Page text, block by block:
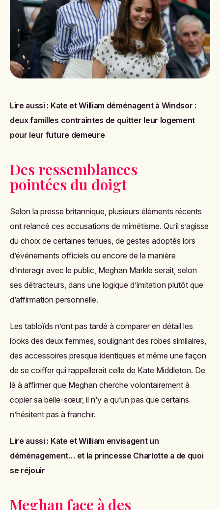
Lire aussi : Kate et William déménagent à Windsor :
deux familles contraintes de quitter leur logement
pour leur future demeure
Des ressemblances
pointées du doigt
Selon la presse britannique, plusieurs éléments récents
ont relancé ces accusations de mimétisme. Qu’il s’agisse
du choix de certaines tenues, de gestes adoptés lors
d’événements officiels ou encore de la manière
d’interagir avec le public, Meghan Markle serait, selon
ses détracteurs, dans une logique d’imitation plutôt que
d’affirmation personnelle.
Les tabloïds n’ont pas tardé à comparer en détail les
looks des deux femmes, soulignant des robes similaires,
des accessoires presque identiques et même une façon
de se coiffer qui rappellerait celle de Kate Middleton. De
là à affirmer que Meghan cherche volontairement à
copier sa belle-sœur, il n’y a qu’un pas que certains
n’hésitent pas à franchir.
Lire aussi : Kate et William envisagent un
déménagement… et la princesse Charlotte a de quoi
se réjouir
Meghan face à des